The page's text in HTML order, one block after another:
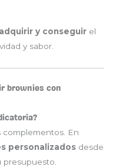
y conseguir el
y sabor.
brownies con
complementos. En
personalizados desde
presupuesto.